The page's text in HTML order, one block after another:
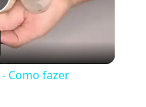
Como fazer